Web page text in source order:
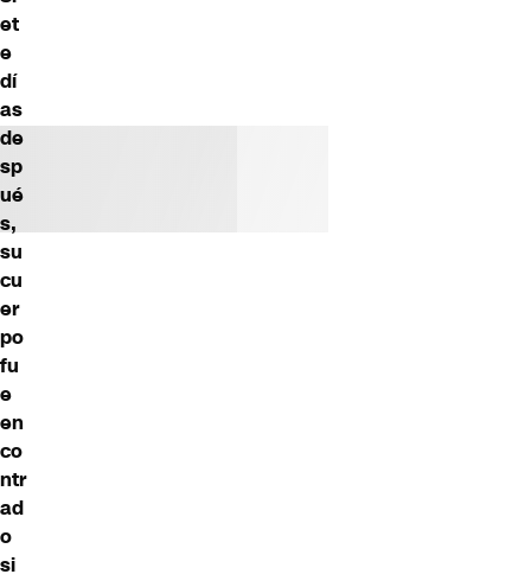
et
e
dí
as
de
sp
ué
s,
su
cu
er
po
fu
e
en
co
ntr
ad
o
si